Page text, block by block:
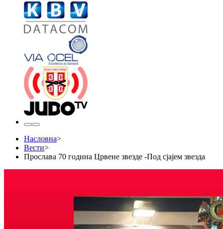
Насловна>
Вести>
Прослава 70 година Црвене звезде -Под сјајем звезда